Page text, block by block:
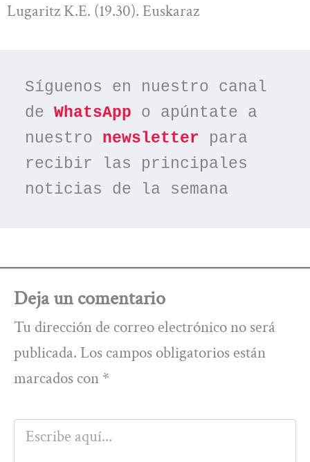
Lugaritz K.E. (19.30). Euskaraz
Síguenos en nuestro canal
de WhatsApp o apúntate a
nuestro newsletter para
recibir las principales
noticias de la semana
Deja un comentario
Tu dirección de correo electrónico no será
publicada. Los campos obligatorios están
marcados con *
Escribe
aquí...